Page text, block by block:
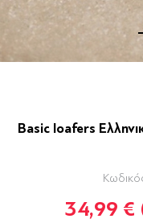
Basic loafers
34,99 €